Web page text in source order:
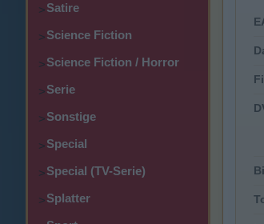
>Satire
>Science Fiction
>Science Fiction / Horror
>Serie
>Sonstige
>Special
>Special (TV-Serie)
>Splatter